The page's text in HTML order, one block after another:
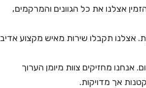
אצלנו את כל הגוונים והמרקמים,
אצלנו תקבלו שירות מאיש מקצוע אדיב
אנחנו מחזיקים צוות מיומן הערוך
אך מדויקות.